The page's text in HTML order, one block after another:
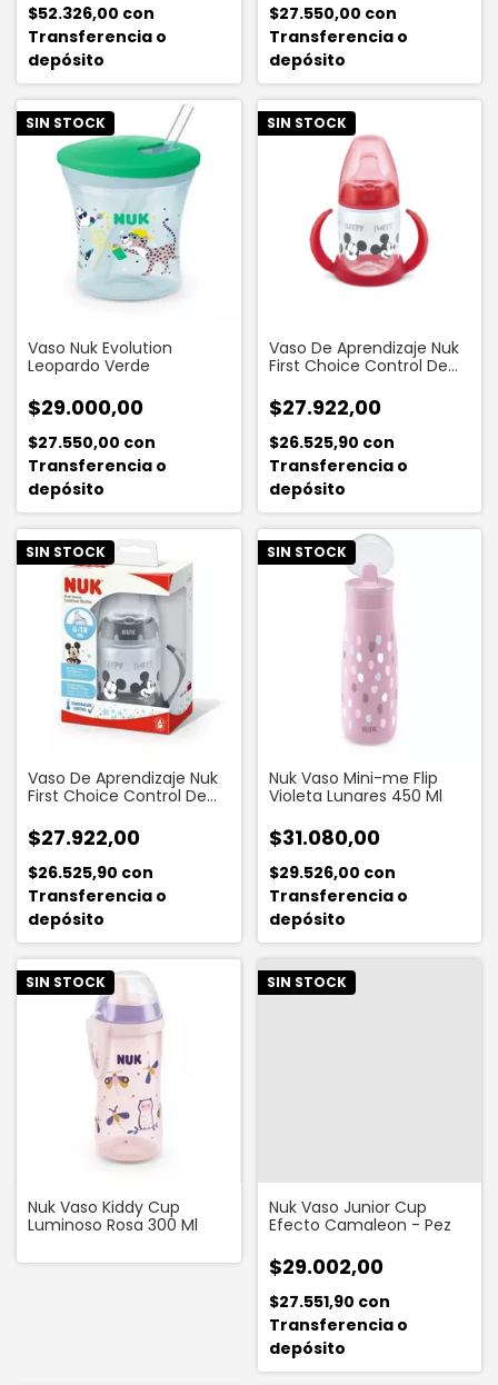
$52.326,00 con
Transferencia o
depósito
$27.550,00 con
Transferencia o
depósito
SIN STOCK
Vaso Nuk Evolution
Leopardo Verde
$29.000,00
$27.550,00 con
Transferencia o
depósito
SIN STOCK
Vaso De Aprendizaje Nuk
First Choice Control De
Mouse Roja X 150 Ml
$27.922,00
$26.525,90 con
Transferencia o
depósito
SIN STOCK
Vaso De Aprendizaje Nuk
First Choice Control De
Mouse Gris X 150 Ml
$27.922,00
$26.525,90 con
Transferencia o
depósito
SIN STOCK
Nuk Vaso Mini-me Flip
Violeta Lunares 450 Ml
$31.080,00
$29.526,00 con
Transferencia o
depósito
SIN STOCK
Nuk Vaso Kiddy Cup
Luminoso Rosa 300 Ml
SIN STOCK
Nuk Vaso Junior Cup
Efecto Camaleon - Pez
$29.002,00
$27.551,90 con
Transferencia o
depósito